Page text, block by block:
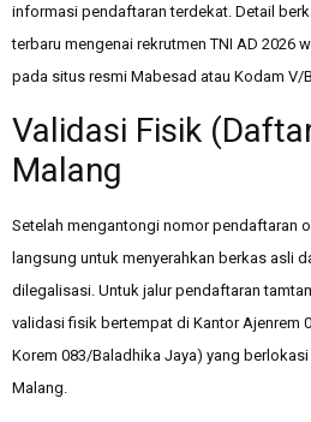
informasi pendaftaran terdekat. Detail
terbaru mengenai rekrutmen TNI AD 2026
pada situs resmi Mabesad atau Kodam V/
Validasi Fisik
Malang
Setelah mengantongi nomor pendaftaran
langsung untuk menyerahkan berkas asli
dilegalisasi. Untuk jalur pendaftaran
validasi fisik bertempat di Kantor Ajenrem
Korem 083/Baladhika Jaya) yang
Malang.